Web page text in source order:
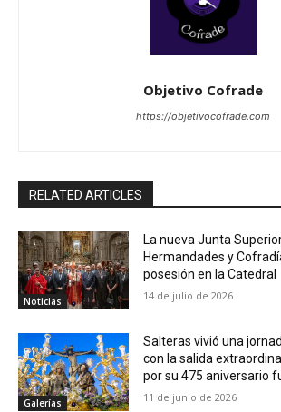
Objetivo Cofrade
https://objetivocofrade.com
RELATED ARTICLES
Noticias
La nueva Junta
Hermandades y
posesión en la Catedral
14 de julio de 2026
Galerías
Salteras vivió una
con la salida
por su 475 aniversario
11 de junio de 2026